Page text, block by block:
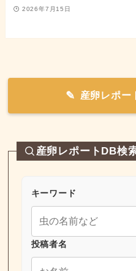
2026年7月15日
産卵レポー
産卵レポートDB検
キーワード
投稿者名